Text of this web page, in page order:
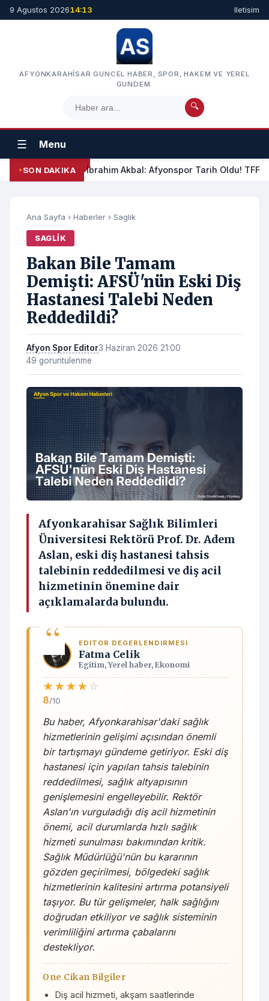
9 Agustos 202614:13 Iletisim
AFYONKARAHISAR GUNCEL HABER, SPOR, HAKEM VE YEREL
GUNDEM.
🔍
☰ Menu
SON DAKIKA İbrahim Akbal: Afyonspor Tarih Oldu! TFF
Ana Sayfa › Haberler › Saglik
SAGLIK
Bakan Bile Tamam
Demişti: AFSÜ'nün Eski Diş
Hastanesi Talebi Neden
Reddedildi?
Afyon Spor Editor3 Haziran 2026 21:00
49 goruntulenme
Afyonkarahisar Sağlık Bilimleri
Üniversitesi Rektörü Prof. Dr. Adem
Aslan, eski diş hastanesi tahsis
talebinin reddedilmesi ve diş acil
hizmetinin önemine dair
açıklamalarda bulundu.
EDITOR DEGERLENDIRMESI
Fatma Celik
Egitim, Yerel haber, Ekonomi
★★★★ ☆
8/10
Bu haber, Afyonkarahisar'daki sağlık
hizmetlerinin gelişimi açısından önemli
bir tartışmayı gündeme getiriyor. Eski diş
hastanesi için yapılan tahsis talebinin
reddedilmesi, sağlık altyapısının
genişlemesini engelleyebilir. Rektör
Aslan'ın vurguladığı diş acil hizmetinin
önemi, acil durumlarda hızlı sağlık
hizmeti sunulması bakımından kritik.
Sağlık Müdürlüğü'nün bu kararının
gözden geçirilmesi, bölgedeki sağlık
hizmetlerinin kalitesini artırma potansiyeli
taşıyor. Bu tür gelişmeler, halk sağlığını
doğrudan etkiliyor ve sağlık sisteminin
verimliliğini artırma çabalarını
destekliyor.
One Cikan Bilgiler
Diş acil hizmeti, akşam saatlerinde